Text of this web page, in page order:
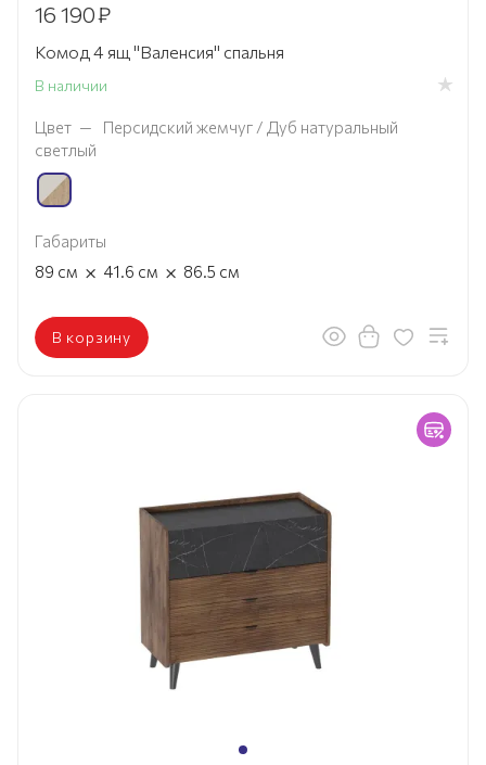
16 190₽
Комод 4 ящ "Валенсия" спальня
В наличии
Цвет —
Персидский жемчуг / Дуб натуральный
светлый
Габариты
89 см × 41.6 см × 86.5 см
В корзину